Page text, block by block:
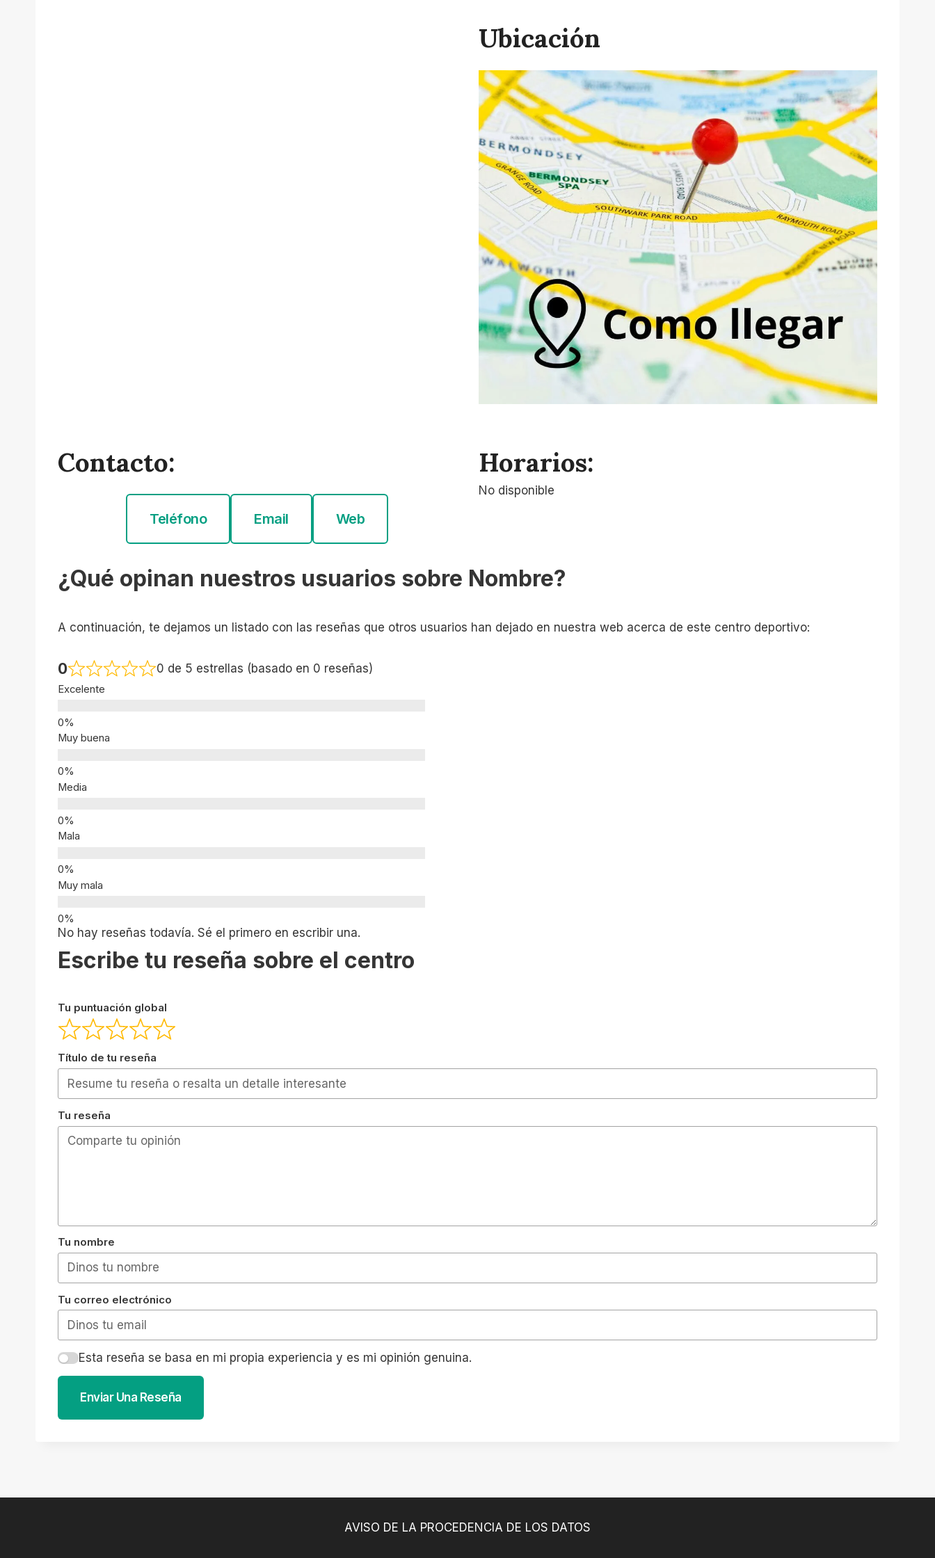
Ubicación
Contacto:
Teléfono Email Web
Horarios:
No disponible
¿Qué opinan nuestros usuarios sobre Nombre?
A continuación, te dejamos un listado con las reseñas que otros usuarios han dejado en nuestra web acerca de este centro deportivo:
0 0 de 5 estrellas (basado en 0 reseñas)
Excelente
Muy buena
Media
Mala
Muy mala
No hay reseñas todavía. Sé el primero en escribir una.
Escribe tu reseña sobre el centro
Tu puntuación global
Título de tu reseña
Tu reseña
Tu nombre
Tu correo electrónico
Esta reseña se basa en mi propia experiencia y es mi opinión genuina.
Enviar Una Reseña
AVISO DE LA PROCEDENCIA DE LOS DATOS